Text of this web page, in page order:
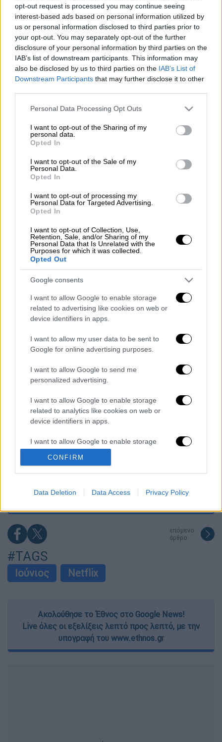
opt-out request is processed you may continue seeing
interest-based ads based on personal information utilized by
us or personal information disclosed to third parties prior to
your opt-out. You may separately opt-out of the further
disclosure of your personal information by third parties on the
IAB’s list of downstream participants. This information may
also be disclosed by us to third parties on the IAB’s List of
Downstream Participants that may further disclose it to other
Please note that this website/app uses one or more Google
not limited to your visit or usage behaviour. You may click to
grant or deny consent to Google and its third-party tags to
use your data for below specified purposes in below Google
consent section.
Personal Data Processing Opt Outs
I want to opt-out of the Sharing of my
personal data.
Opted In
I want to opt-out of the Sale of my
Personal Data.
Opted In
I want to opt-out of processing my
Personal Data for Targeted Advertising.
Opted In
I want to opt-out of Collection, Use,
Retention, Sale, and/or Sharing of my
Personal Data that Is Unrelated with the
Purposes for which it was collected.
Opted Out
Google consents
I want to allow Google to enable storage
related to advertising like cookies on web or
device identifiers in apps.
I want to allow my user data to be sent to
Google for online advertising purposes.
I want to allow Google to send me
personalized advertising.
I want to allow Google to enable storage
related to analytics like cookies on web or
device identifiers in apps.
I want to allow Google to enable storage
related to functionality of the website or app.
I want to allow Google to enable storage
related to security, including authentication
functionality and fraud prevention, and other
user protection.
CONFIRM
Data Deletion Data Access Privacy Policy
Προσθέστε το ΕΘΝΟΣ στη Google
Το κοινό την ψήφισε ως τη νούμερο 1 της
Διαβάστε για τη σειρά - κόλλημα που κάνει
θραύση μεένα κλικ στο θέμα του
menshouse.gr
Τα σχολιά σας δημοσιεύονται άμεσα με δική σας ευθύνη. Το
διαγράφονται
καταχώρηση
Τα «γεράκια» της Ψάθας: Έσωσαν από τη
έδιωχνε
που έκρυβε ο γιος του στον καταψύκτη -
«Τον αγαπούσε παθολογικά»
έπαθε ηλεκτροπληξία ο ένας και τον
άφησαν νεκρό στο σημείο
Το βαρύ τίμημα της υπογεννητικότητας: 11
στα Δωδεκάνησα
επόμενο
άρθρο
#TAGS
Ιούνιος Netflix
Ακολούθησε το Έθνος στο Google News!
Live όλες οι εξελίξεις λεπτό προς λεπτό, με την
υπογραφή του www.ethnos.gr